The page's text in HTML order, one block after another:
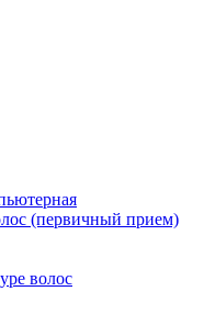
(первичный прием)
волос